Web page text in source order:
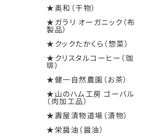
★奥和（干物）
★ガラリ オーガニック（布
製品）
★クックたかくら（惣菜）
★クリスタルコーヒー（珈
琲）
★健一自然農園（お茶）
★山のハム工房 ゴーバル
（肉加工品）
★壽屋漬物道場（漬物）
★栄醤油（醤油）